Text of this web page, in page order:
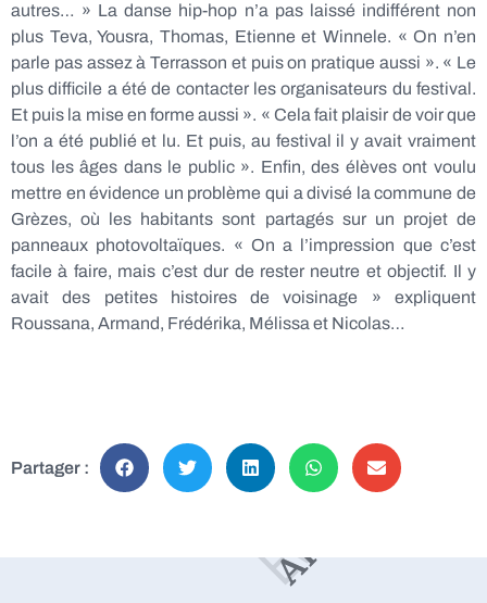
autres… » La danse hip-hop n’a pas laissé indifférent non
plus Teva, Yousra, Thomas, Etienne et Winnele. « On n’en
parle pas assez à Terrasson et puis on pratique aussi ». « Le
plus difficile a été de contacter les organisateurs du festival.
Et puis la mise en forme aussi ». « Cela fait plaisir de voir que
l’on a été publié et lu. Et puis, au festival il y avait vraiment
tous les âges dans le public ». Enfin, des élèves ont voulu
mettre en évidence un problème qui a divisé la commune de
Grèzes, où les habitants sont partagés sur un projet de
panneaux photovoltaïques. « On a l’impression que c’est
facile à faire, mais c’est dur de rester neutre et objectif. Il y
avait des petites histoires de voisinage » expliquent
Roussana, Armand, Frédérika, Mélissa et Nicolas…
Partager :